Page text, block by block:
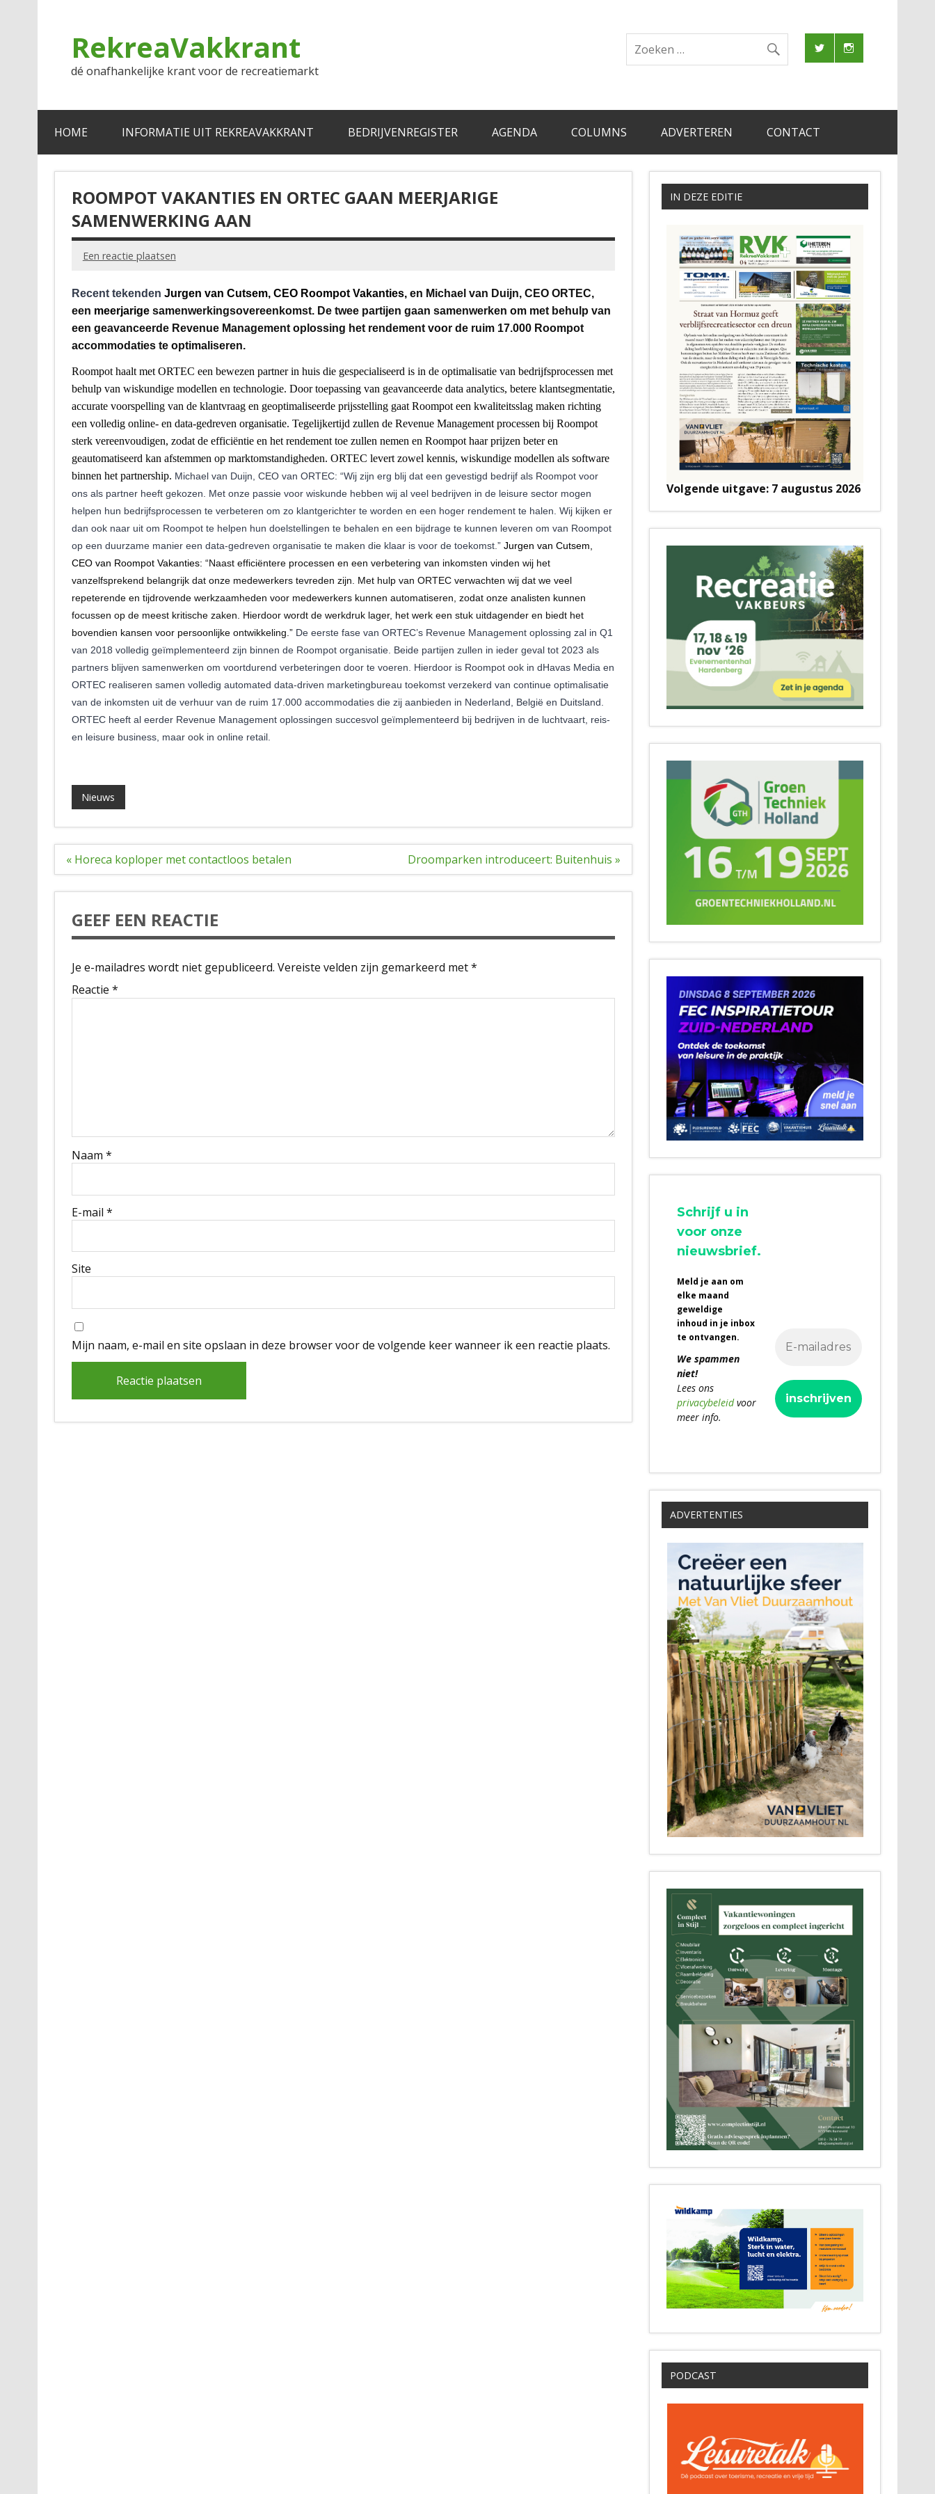
RekreaVakkrant
dé onafhankelijke krant voor de recreatiemarkt
HOME INFORMATIE UIT REKREAVAKKRANT BEDRIJVENREGISTER AGENDA COLUMNS ADVERTEREN CONTACT
ROOMPOT VAKANTIES EN ORTEC GAAN MEERJARIGE
SAMENWERKING AAN
Een reactie plaatsen
Recent tekenden Jurgen van Cutsem, CEO Roompot Vakanties,en Michael van Duijn, CEO ORTEC,
een meerjarige samenwerkingsovereenkomst. De twee partijen gaan samenwerken om met behulp van
een geavanceerde Revenue Management oplossing het rendement voor de ruim 17.000 Roompot
accommodaties te optimaliseren.
Roompot haalt met ORTEC een bewezen partner in huis die gespecialiseerd is in de optimalisatie van bedrijfsprocessen met
behulp van wiskundige modellen en technologie. Door toepassing van geavanceerde data analytics, betere klantsegmentatie,
accurate voorspelling van de klantvraag en geoptimaliseerde prijsstelling gaat Roompot een kwaliteitsslag maken richting
een volledig online- en data-gedreven organisatie. Tegelijkertijd zullen de Revenue Management processen bij Roompot
sterk vereenvoudigen, zodat de efficiëntie en het rendement toe zullen nemen en Roompot haar prijzen beter en
geautomatiseerd kan afstemmen op marktomstandigheden. ORTEC levert zowel kennis, wiskundige modellen als software
binnen het partnership. Michael van Duijn, CEO van ORTEC: “Wij zijn erg blij dat een gevestigd bedrijf als Roompot voor
ons als partner heeft gekozen. Met onze passie voor wiskunde hebben wij al veel bedrijven in de leisure sector mogen
helpen hun bedrijfsprocessen te verbeteren om zo klantgerichter te worden en een hoger rendement te halen. Wij kijken er
dan ook naar uit om Roompot te helpen hun doelstellingen te behalen en een bijdrage te kunnen leveren om van Roompot
op een duurzame manier een data-gedreven organisatie te maken die klaar is voor de toekomst.” Jurgen van Cutsem,
CEO van Roompot Vakanties: “Naast efficiëntere processen en een verbetering van inkomsten vinden wij het
vanzelfsprekend belangrijk dat onze medewerkers tevreden zijn. Met hulp van ORTEC verwachten wij dat we veel
repeterende en tijdrovende werkzaamheden voor medewerkers kunnen automatiseren, zodat onze analisten kunnen
focussen op de meest kritische zaken. Hierdoor wordt de werkdruk lager, het werk een stuk uitdagender en biedt het
bovendien kansen voor persoonlijke ontwikkeling.” De eerste fase van ORTEC’s Revenue Management oplossing zal in Q1
van 2018 volledig geïmplementeerd zijn binnen de Roompot organisatie. Beide partijen zullen in ieder geval tot 2023 als
partners blijven samenwerken om voortdurend verbeteringen door te voeren. Hierdoor is Roompot ook in dHavas Media en
ORTEC realiseren samen volledig automated data-driven marketingbureau toekomst verzekerd van continue optimalisatie
van de inkomsten uit de verhuur van de ruim 17.000 accommodaties die zij aanbieden in Nederland, België en Duitsland.
ORTEC heeft al eerder Revenue Management oplossingen succesvol geïmplementeerd bij bedrijven in de luchtvaart, reis-
en leisure business, maar ook in online retail.
Nieuws
Bericht
« Horeca koploper met contactloos betalen Droomparken introduceert: Buitenhuis »
GEEF EEN REACTIE
Je e-mailadres wordt niet gepubliceerd. Vereiste velden zijn gemarkeerd met*
Reactie *
Naam *
E-mail *
Site
Mijn naam, e-mail en site opslaan in deze browser voor de volgende keer wanneer ik een reactie plaats.
Alternative:
IN DEZE EDITIE
Volgende uitgave: 7 augustus 2026
Schrijf u in
voor onze
nieuwsbrief.
Meld je aan om
elke maand
geweldige
inhoud in je inbox
te ontvangen.
We spammen
niet!
Lees ons
privacybeleidvoor
meer info.
ADVERTENTIES
PODCAST